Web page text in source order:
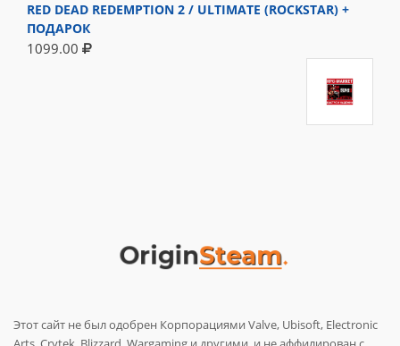
RED DEAD REDEMPTION 2 / ULTIMATE (ROCKSTAR) +
ПОДАРОК
1099.00
Этот сайт не был одобрен Корпорациями Valve, Ubisoft, Electronic